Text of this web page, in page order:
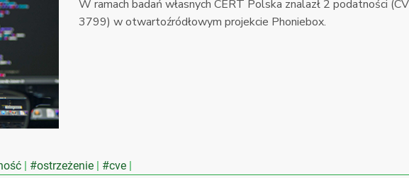
W ramach badań własnych CERT Polska znalazł 2 podatności
3799) w otwartoźródłowym projekcie Phoniebox.
#ostrzeżenie #cve